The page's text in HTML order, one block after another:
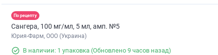
По рецепту
Сангера, 100 мг/мл, 5 мл, амп. №5
Юрия-Фарм, ООО (Украина)
В наличии: 1 упаковка (Обновлено 9 часов назад)